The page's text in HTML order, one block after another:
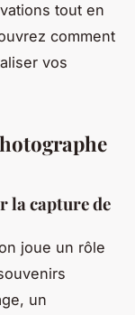
tout en
comment
vos
la capture de
joue un rôle
un